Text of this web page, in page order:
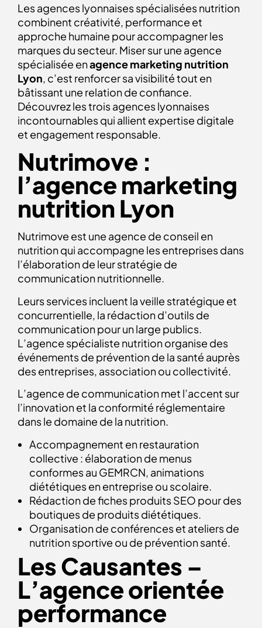
Les agences lyonnaises spécialisées nutrition
combinent créativité, performance et
approche humaine pour accompagner les
marques du secteur. Miser sur une agence
spécialisée enagencemarketing nutrition
Lyon, c’est renforcer sa visibilité tout en
bâtissant une relation de confiance.
Découvrez les trois agences lyonnaises
incontournables qui allient expertise digitale
et engagement responsable.
Nutrimove :
l’agence marketing
nutrition Lyon
Nutrimove est une agence de conseil en
nutrition qui accompagne les entreprises dans
l’élaboration de leur stratégie de
communication nutritionnelle.
Leurs services incluent la veille stratégique et
concurrentielle, la rédaction d’outils de
communication pour un large publics.
L’agence spécialiste nutrition organise des
événements de prévention de la santé auprès
des entreprises, association ou collectivité.
L’agence de communication met l’accent sur
l’innovation et la conformité réglementaire
dans le domaine de la nutrition.
Accompagnement en restauration
collective : élaboration de menus
conformes au GEMRCN, animations
diététiques en entreprise ou scolaire.
Rédaction de fiches produits SEO pour des
boutiques de produits diététiques.
Organisation de conférences et ateliers de
nutrition sportive ou de prévention santé.
Les Causantes –
L’agence orientée
performance